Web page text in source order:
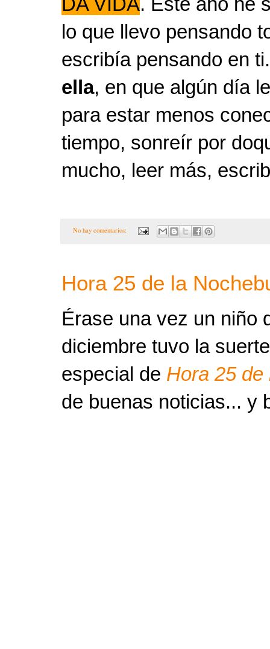
lo que llevo pensando
escribía pensando en
ella, en que algún día
para estar menos
tiempo, sonreír por
mucho, leer más,
No hay comentarios:
Hora 25 de la
Érase una vez un niño
diciembre tuvo la
especial de Hora 25
de buenas noticias... y